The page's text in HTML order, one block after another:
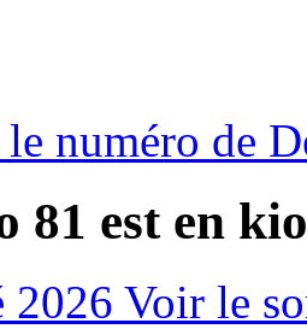
numéro de
81 est en
2026 Voir le